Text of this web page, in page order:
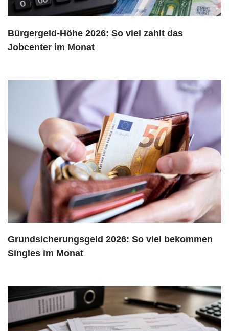
Bürgergeld-Höhe 2026: So viel zahlt das
Jobcenter im Monat
Grundsicherungsgeld 2026: So viel bekommen
Singles im Monat